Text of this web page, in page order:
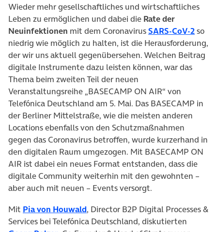
Wieder mehr gesellschaftliches und wirtschaftliches
Leben zu ermöglichen und dabei die Rate der
Neuinfektionen mit dem CoronavirusSARS-CoV-2so
niedrig wie möglich zu halten, ist die Herausforderung,
der wir uns aktuell gegenübersehen. Welchen Beitrag
digitale Instrumente dazu leisten können, war das
Thema beim zweiten Teil der neuen
Veranstaltungsreihe „BASECAMP ON AIR“ von
Telefónica Deutschland am 5. Mai. Das BASECAMP in
der Berliner Mittelstraße, wie die meisten anderen
Locations ebenfalls von den Schutzmaßnahmen
gegen das Coronavirus betroffen, wurde kurzerhand in
den digitalen Raum umgezogen. Mit BASECAMP ON
AIR ist dabei ein neues Format entstanden, dass die
digitale Community weiterhin mit den gewohnten –
aber auch mit neuen – Events versorgt.
Mit Pia von Houwald(öffnet in neuem Tab)
, Director B2P Digital Processes &
Services bei Telefónica Deutschland, diskutierten